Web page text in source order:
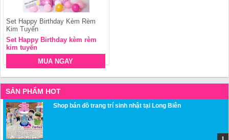
Set Happy Birthday Kèm Rèm
Kim Tuyến
Set Happy Birthday kèm rèm
kim tuyến
MUA NGAY
SẢN PHẨM HOT
Shop bán đồ trang trí sinh nhật tại Long Biên